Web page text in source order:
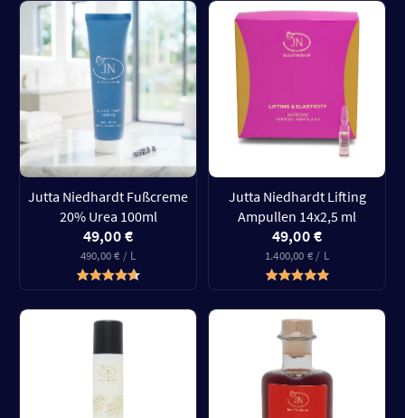
Jutta Niedhardt Fußcreme
20% Urea 100ml
49,00 €
490,00 € / L
Jutta Niedhardt Lifting
Ampullen 14x2,5 ml
49,00 €
1.400,00 € / L